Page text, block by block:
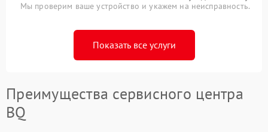
Мы проверим ваше устройство и укажем на неисправность.
Показать все услуги
Преимущества сервисного центра
BQ